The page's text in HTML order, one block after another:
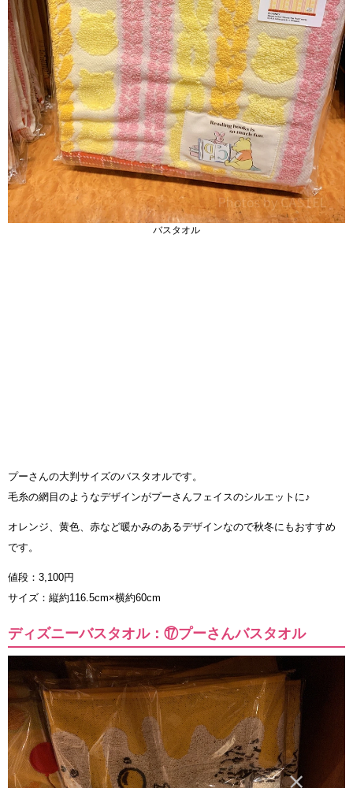
バスタオル
プーさんの大判サイズのバスタオルです。
毛糸の網目のようなデザインがプーさんフェイスのシルエットに♪
オレンジ、黄色、赤など暖かみのあるデザインなので秋冬にもおすすめ
です。
値段：3,100円
サイズ：縦約116.5cm×横約60cm
ディズニーバスタオル：⑰プーさんバスタオル